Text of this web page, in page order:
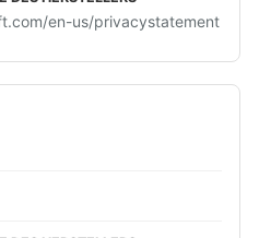
en-us/privacystatement